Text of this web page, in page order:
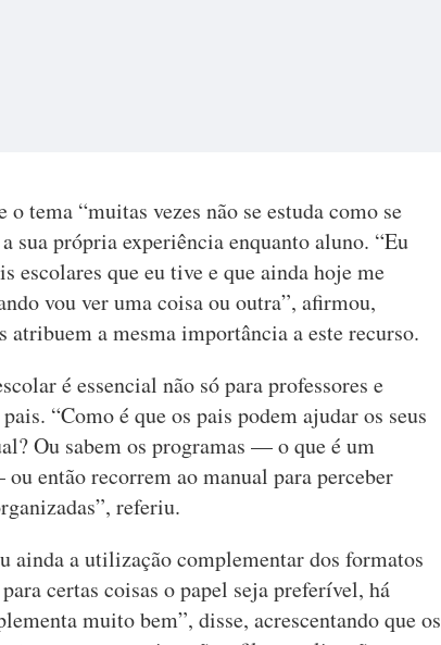
tema “muitas vezes não se estuda como se
sua própria experiência enquanto aluno. “Eu
escolares que eu tive e que ainda hoje me
vou ver uma coisa ou outra”, afirmou,
atribuem a mesma importância a este recurso.
é essencial não só para professores e
“Como é que os pais podem ajudar os seus
Ou sabem os programas — o que é um
então recorrem ao manual para perceber
referiu.
ainda a utilização complementar dos formatos
certas coisas o papel seja preferível, há
muito bem”, disse, acrescentando que os